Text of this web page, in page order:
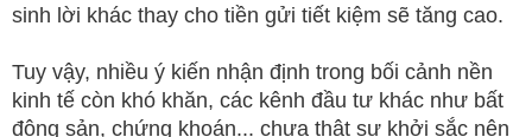
sinh lời khác thay cho tiền gửi tiết kiệm sẽ tăng cao.
Tuy vậy, nhiều ý kiến nhận định trong bối cảnh nền
kinh tế còn khó khăn, các kênh đầu tư khác như bất
động sản, chứng khoán... chưa thật sự khởi sắc nên